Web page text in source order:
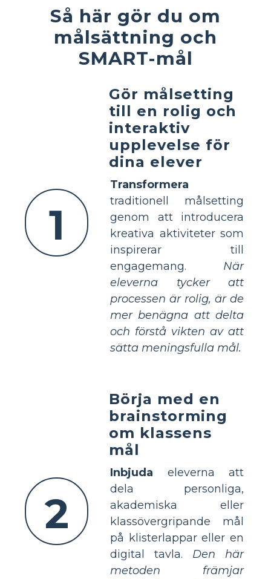
Så här gör du om
målsättning och
SMART-mål
1
Gör målsetting
till en rolig och
interaktiv
upplevelse för
dina elever
Transformera
traditionell målsetting
genom att introducera
kreativa aktiviteter som
inspirerar till
engagemang. När
eleverna tycker att
processen är rolig, är de
mer benägna att delta
och förstå vikten av att
sätta meningsfulla mål.
2
Börja med en
brainstorming
om klassens
mål
Inbjuda eleverna att
dela personliga,
akademiska eller
klassövergripande mål
på klisterlappar eller en
digital tavla. Den här
metoden främjar